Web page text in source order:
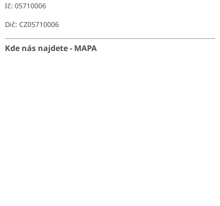
Ič: 05710006
Dič: CZ05710006
Kde nás najdete - MAPA